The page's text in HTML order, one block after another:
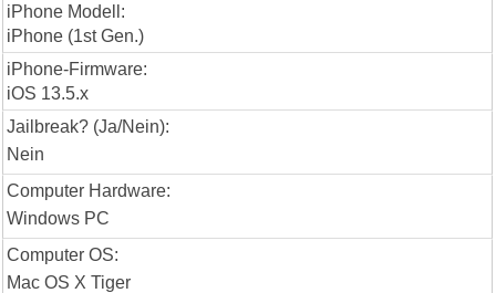
iPhone Modell:
iPhone (1st Gen.)
iPhone-Firmware:
iOS 13.5.x
Jailbreak? (Ja/Nein):
Nein
Computer Hardware:
Windows PC
Computer OS:
Mac OS X Tiger